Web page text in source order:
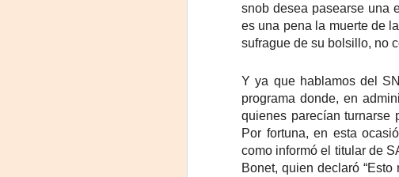
snob desea pasearse una
es una pena la muerte de
sufrague de su bolsillo, no
Y ya que hablamos del
programa donde, en
quienes parecían turnarse
Por fortuna, en esta
como informó el titular de
Bonet, quien declaró
📌AUG
5
«El
presentará
La función
charla que
gratuitas,
Santa Fe
Salón de